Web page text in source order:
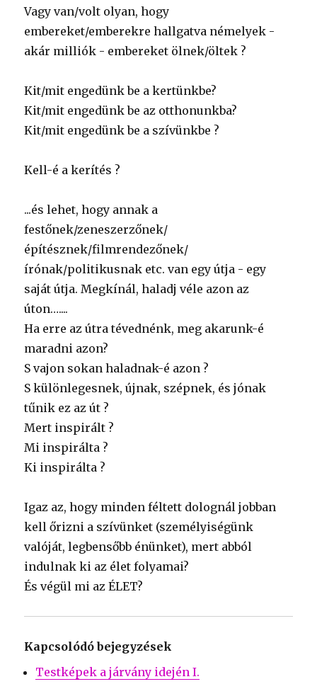
Vagy van/volt olyan, hogy
embereket/emberekre hallgatva némelyek -
akár milliók - embereket ölnek/öltek ?
Kit/mit engedünk be a kertünkbe?
Kit/mit engedünk be az otthonunkba?
Kit/mit engedünk be a szívünkbe ?
Kell-é a kerítés ?
...és lehet, hogy annak a
festőnek/zeneszerzőnek/
építésznek/filmrendezőnek/
írónak/politikusnak etc. van egy útja - egy
saját útja. Megkínál, haladj véle azon az
úton…....
Ha erre az útra tévednénk, meg akarunk-é
maradni azon?
S vajon sokan haladnak-é azon ?
S különlegesnek, újnak, szépnek, és jónak
tűnik ez az út ?
Mert inspirált ?
Mi inspirálta ?
Ki inspirálta ?
Igaz az, hogy minden féltett dolognál jobban
kell őrizni a szívünket (személyiségünk
valóját, legbensőbb énünket), mert abból
indulnak ki az élet folyamai?
És végül mi az ÉLET?
Kapcsolódó bejegyzések
Testképek a járvány idején I.